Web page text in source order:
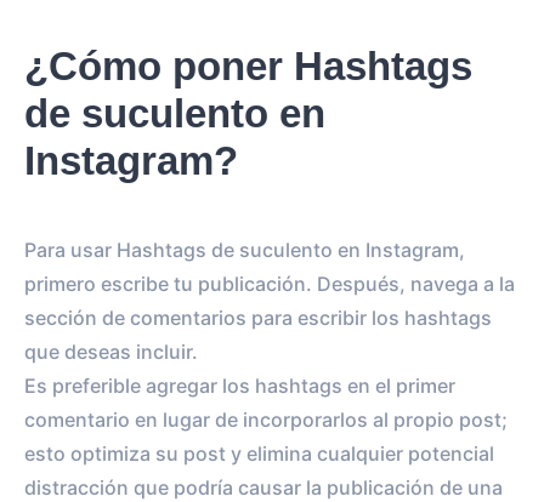
¿Cómo poner Hashtags
de suculento en
Instagram?
Para usar Hashtags de suculento en Instagram,
primero escribe tu publicación. Después, navega a la
sección de comentarios para escribir los hashtags
que deseas incluir.
Es preferible agregar los hashtags en el primer
comentario en lugar de incorporarlos al propio post;
esto optimiza su post y elimina cualquier potencial
distracción que podría causar la publicación de una